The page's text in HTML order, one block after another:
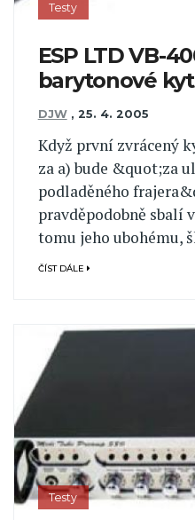
Testy
ESP LTD VB-
barytonové
DJW , 25. 4. 2005
Když první zvrácený
za a) bude &quot;za
podladěného
pravděpodobně sbalí
tomu jeho ubohému,
ČÍST DÁLE
Testy